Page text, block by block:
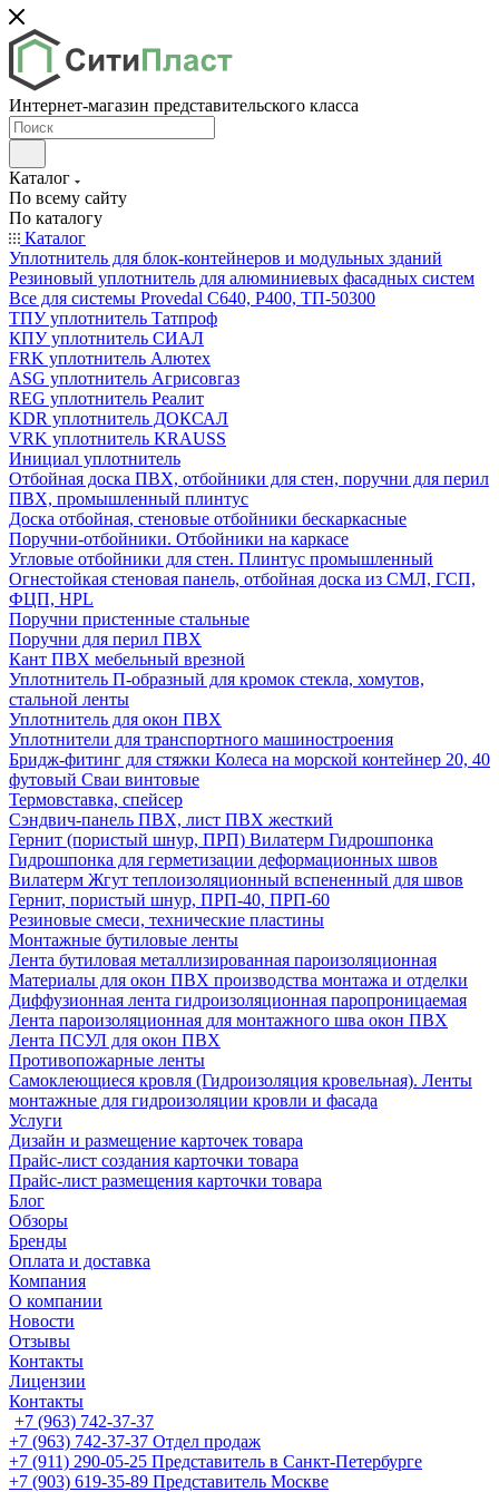
Интернет-магазин представительского класса
Каталог
По всему сайту
По каталогу
Каталог
Уплотнитель для блок-контейнеров и модульных зданий
Резиновый уплотнитель для алюминиевых фасадных систем
Все для системы Provedal С640, Р400, ТП-50300
ТПУ уплотнитель Татпроф
КПУ уплотнитель СИАЛ
FRK уплотнитель Алютех
ASG уплотнитель Агрисовгаз
REG уплотнитель Реалит
KDR уплотнитель ДОКСАЛ
VRK уплотнитель KRAUSS
Инициал уплотнитель
Отбойная доска ПВХ, отбойники для стен, поручни для перил
ПВХ, промышленный плинтус
Доска отбойная, стеновые отбойники бескаркасные
Поручни-отбойники. Отбойники на каркасе
Угловые отбойники для стен. Плинтус промышленный
Огнестойкая стеновая панель, отбойная доска из СМЛ, ГСП,
ФЦП, HPL
Поручни пристенные стальные
Поручни для перил ПВХ
Кант ПВХ мебельный врезной
Уплотнитель П-образный для кромок стекла, хомутов,
стальной ленты
Уплотнитель для окон ПВХ
Уплотнители для транспортного машиностроения
Бридж-фитинг для стяжки Колеса на морской контейнер 20, 40
футовый Сваи винтовые
Термовставка, спейсер
Сэндвич-панель ПВХ, лист ПВХ жесткий
Гернит (пористый шнур, ПРП) Вилатерм Гидрошпонка
Гидрошпонка для герметизации деформационных швов
Вилатерм Жгут теплоизоляционный вспененный для швов
Гернит, пористый шнур, ПРП-40, ПРП-60
Резиновые смеси, технические пластины
Монтажные бутиловые ленты
Лента бутиловая металлизированная пароизоляционная
Материалы для окон ПВХ производства монтажа и отделки
Диффузионная лента гидроизоляционная паропроницаемая
Лента пароизоляционная для монтажного шва окон ПВХ
Лента ПСУЛ для окон ПВХ
Противопожарные ленты
Самоклеющиеся кровля (Гидроизоляция кровельная). Ленты
монтажные для гидроизоляции кровли и фасада
Услуги
Дизайн и размещение карточек товара
Прайс-лист создания карточки товара
Прайс-лист размещения карточки товара
Блог
Обзоры
Бренды
Оплата и доставка
Компания
О компании
Новости
Отзывы
Контакты
Лицензии
Контакты
+7 (963) 742-37-37
+7 (963) 742-37-37 Отдел продаж
+7 (911) 290-05-25 Представитель в Санкт-Петербурге
+7 (903) 619-35-89 Представитель Москве